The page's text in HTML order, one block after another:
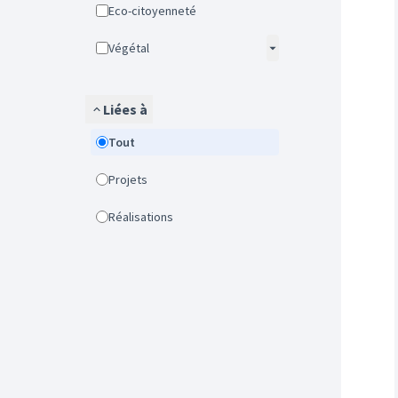
Eco-citoyenneté
Végétal
Liées à
Tout
Projets
Réalisations